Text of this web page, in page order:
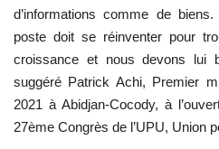
d’informations comme de biens.
poste doit se réinventer pour
croissance et nous devons lui
suggéré Patrick Achi, Premier
2021 à Abidjan-Cocody, à
27ème Congrès de l’UPU, Union